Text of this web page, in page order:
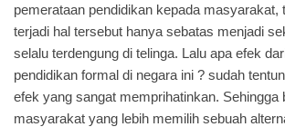
pemerataan pendidikan kepada masyarakat,
terjadi hal tersebut hanya sebatas menjadi
selalu terdengung di telinga. Lalu apa efek
pendidikan formal di negara ini ? sudah
efek yang sangat memprihatinkan. Sehingga
masyarakat yang lebih memilih sebuah